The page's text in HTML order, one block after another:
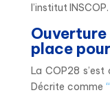
l’institut INSCOP.
place
La COP28
Décrite comme